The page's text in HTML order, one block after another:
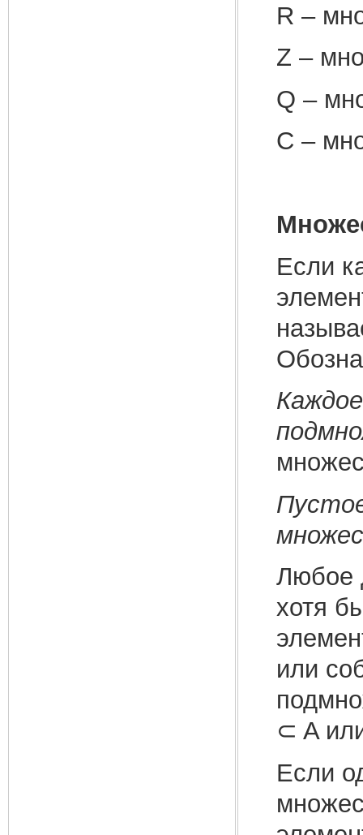
R –
Z –
Q –
C –
Если
Любое
хотя
или
⊂ A
Если